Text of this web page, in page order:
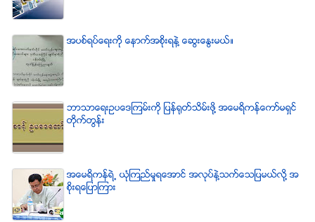
အပစ္ရပ္ေရးကို ေနာက္အစိုးရနဲ႔ ေဆြးေႏြးမယ္။
ဘာသာေရးဥပေဒၾကမ္းကို ျပန္ရုတ္သိမ္းဖို႔ အေမရိကန္ေကာ္မရွင္
တိုက္တြန္း
အေမရိကန္ရဲ႕ ယံုၾကည္မႈရေအာင္ အလုပ္နဲ႔သက္ေသျပမယ္လုိ႔ အ
စုိးရေျပာၾကား